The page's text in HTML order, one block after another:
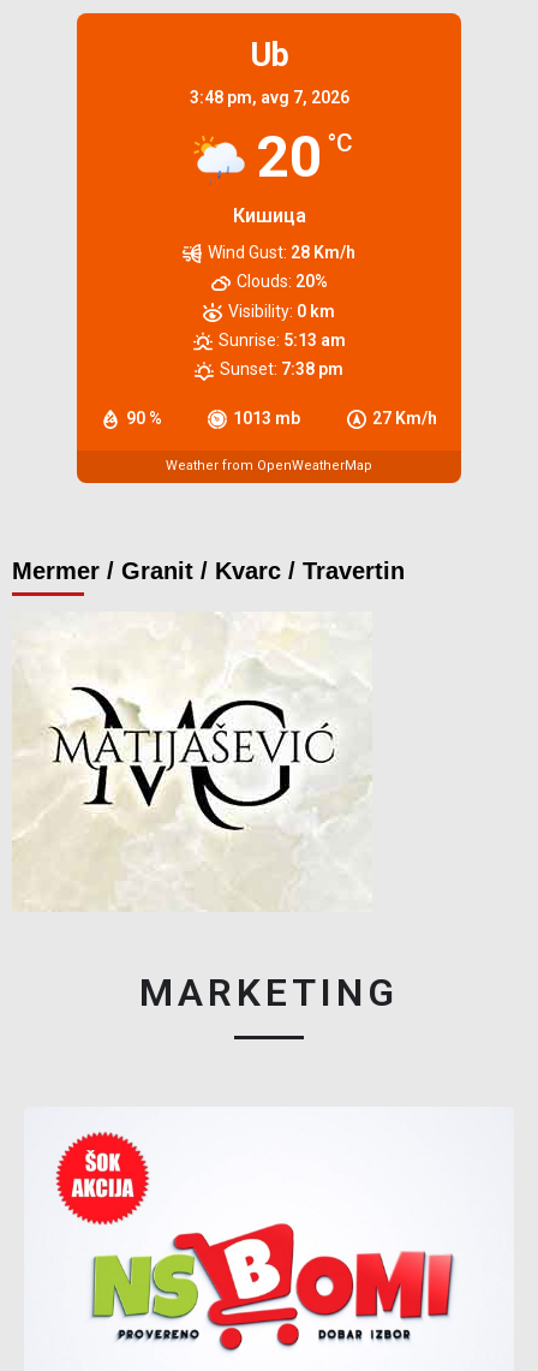
Ub
3:48 pm, avg 7, 2026
20 °C
Кишица
90 % 1013 mb 27 Km/h
Wind Gust: 28 Km/h
Clouds: 20%
Visibility: 0 km
Sunrise: 5:13 am
Sunset: 7:38 pm
Weather from OpenWeatherMap
Mermer / Granit / Kvarc / Travertin
MARKETING